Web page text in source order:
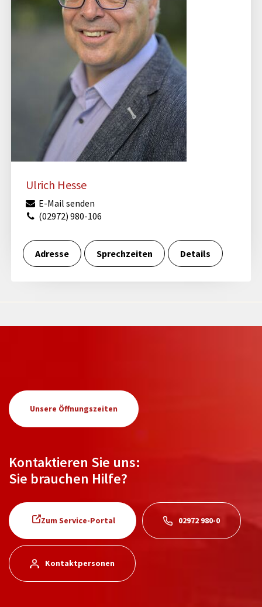
Ulrich Hesse
E-Mail senden
(02972) 980-106
Adresse Sprechzeiten Details
Unsere Öffnungszeiten
Kontaktieren Sie uns:
Sie brauchen Hilfe?
Zum Service-Portal 02972 980-0
Kontaktpersonen